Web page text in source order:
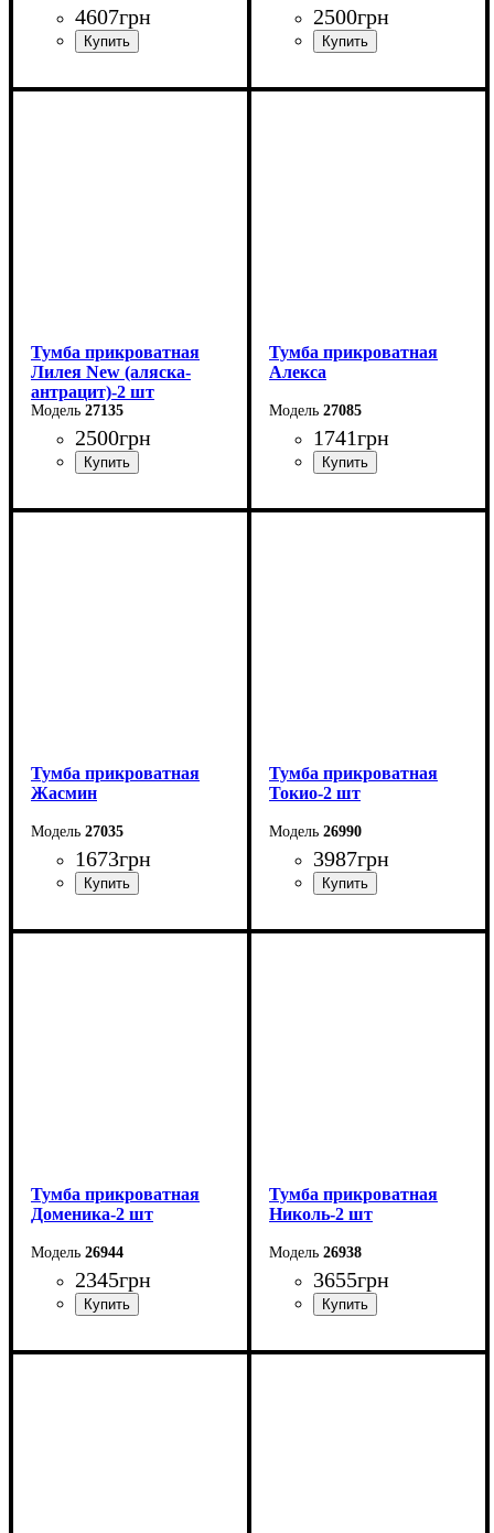
4607грн
Ширина: 51 см
2500грн
Ширина: 45,4 см
Тумба прикроватная
Лилея New (аляска-
антрацит)-2 шт
27135
2500грн
Ширина: 45,4 см
Тумба прикроватная
Алекса
27085
1741грн
Ширина: 55 см
Тумба прикроватная
Жасмин
27035
1673грн
Ширина: 50 см
Тумба прикроватная
Токио-2 шт
26990
3987грн
Ширина: 55,2 см
Тумба прикроватная
Доменика-2 шт
26944
2345грн
Ширина: 46,4 см
Тумба прикроватная
Николь-2 шт
26938
3655грн
Ширина: 46 см